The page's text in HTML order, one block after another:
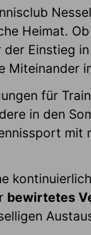
Heimat.
Einstieg
Miteinander
für
in den
mit
bewirtetes